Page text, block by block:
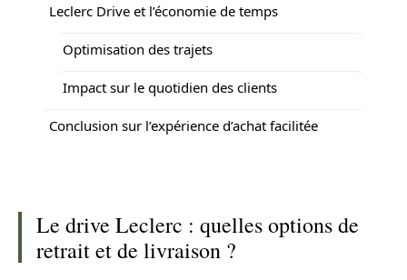
Leclerc Drive et l’économie de temps
Optimisation des trajets
Impact sur le quotidien des clients
Conclusion sur l’expérience d’achat facilitée
Le drive Leclerc : quelles options de
retrait et de livraison ?